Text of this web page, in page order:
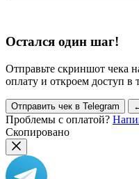
Остался один шаг!
Отправьте скриншот чека
оплату и откроем доступ в
Отправить чек в Telegram
Проблемы с оплатой?
Скопировано